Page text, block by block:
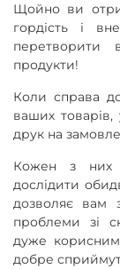
Щойно ви
гордість і
перетворити
продукти!
Коли справа
ваших товарів,
друк на
Кожен з них
дослідити
дозволяє вам
проблеми зі
дуже корисним
добре